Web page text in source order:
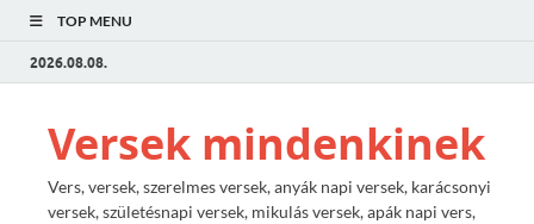
TOP MENU
2026.08.08.
Versek mindenkinek
Vers, versek, szerelmes versek, anyák napi versek, karácsonyi
versek, születésnapi versek, mikulás versek, apák napi vers,